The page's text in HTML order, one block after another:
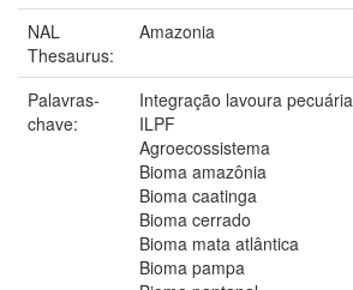
NAL
Thesaurus:
Amazonia
Palavras-
chave:
Integração lavoura pecuária
ILPF
Agroecossistema
Bioma amazônia
Bioma caatinga
Bioma cerrado
Bioma mata atlântica
Bioma pampa